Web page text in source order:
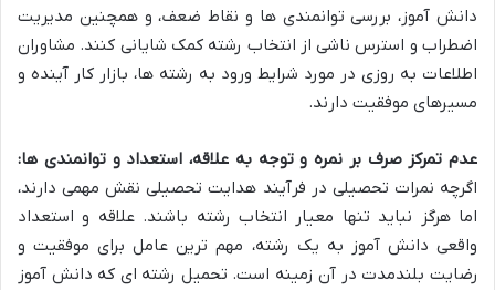
دانش آموز، بررسی توانمندی ها و نقاط ضعف، و همچنین مدیریت
اضطراب و استرس ناشی از انتخاب رشته کمک شایانی کنند. مشاوران
اطلاعات به روزی در مورد شرایط ورود به رشته ها، بازار کار آینده و
مسیرهای موفقیت دارند.
عدم تمرکز صرف بر نمره و توجه به علاقه، استعداد و توانمندی ها:
اگرچه نمرات تحصیلی در فرآیند هدایت تحصیلی نقش مهمی دارند،
اما هرگز نباید تنها معیار انتخاب رشته باشند. علاقه و استعداد
واقعی دانش آموز به یک رشته، مهم ترین عامل برای موفقیت و
رضایت بلندمدت در آن زمینه است. تحمیل رشته ای که دانش آموز